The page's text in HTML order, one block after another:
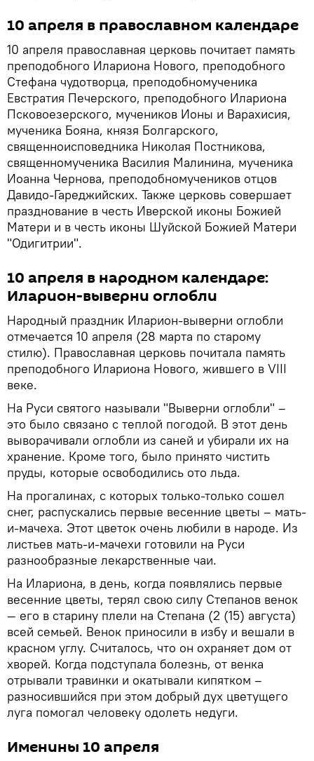
10 апреля в православном календаре
10 апреля православная церковь почитает память
преподобного Илариона Нового, преподобного
Стефана чудотворца, преподобномученика
Евстратия Печерского, преподобного Илариона
Псковоезерского, мучеников Ионы и Варахисия,
мученика Бояна, князя Болгарского,
священноисповедника Николая Постникова,
священномученика Василия Малинина, мученика
Иоанна Чернова, преподобномучеников отцов
Давидо-Гареджийских. Также церковь совершает
празднование в честь Иверской иконы Божией
Матери и в честь иконы Шуйской Божией Матери
"Одигитрии".
10 апреля в народном календаре:
Иларион-выверни оглобли
Народный праздник Иларион-выверни оглобли
отмечается 10 апреля (28 марта по старому
стилю). Православная церковь почитала память
преподобного Илариона Нового, жившего в VIII
веке.
На Руси святого называли "Выверни оглобли" –
это было связано с теплой погодой. В этот день
выворачивали оглобли из саней и убирали их на
хранение. Кроме того, было принято чистить
пруды, которые освободились ото льда.
На прогалинах, с которых только-только сошел
снег, распускались первые весенние цветы – мать-
и-мачеха. Этот цветок очень любили в народе. Из
листьев мать-и-мачехи готовили на Руси
разнообразные лекарственные чаи.
На Илариона, в день, когда появлялись первые
весенние цветы, терял свою силу Степанов венок
— его в старину плели на Степана (2 (15) августа)
всей семьей. Венок приносили в избу и вешали в
красном углу. Считалось, что он охраняет дом от
хворей. Когда подступала болезнь, от венка
отрывали травинки и окатывали кипятком –
разносившийся при этом добрый дух цветущего
луга помогал человеку одолеть недуги.
Именины 10 апреля